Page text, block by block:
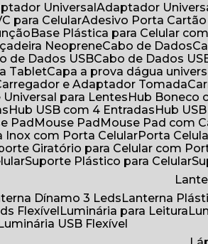
Universal Adaptador
para Celular
Adesivo Porta
Base Plástica para Celular
Neoprene Cabo de Dados
de Dados USB Cabo de Dados
Tablet
Capa a prova dágua
Carregador e Adaptador Tomada
Universal para Lentes Hub
Hub USB com 4 Entradas Hub
Pad Mouse Pad Mouse Pad com
Inox com Porta Celular Porta
Giratório para Celular com
Suporte Plástico para Celular
Dínamo 3 Leds Lanterna
Flexível
Luminária para Leitura
Luminária USB Flexível